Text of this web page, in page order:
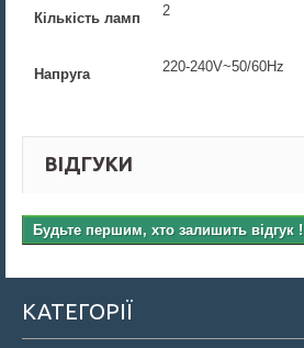
Кількість ламп 2
Напруга 220-240V~50/60Hz
ВІДГУКИ
Будьте першим, хто залишить відгук !
КАТЕГОРІЇ